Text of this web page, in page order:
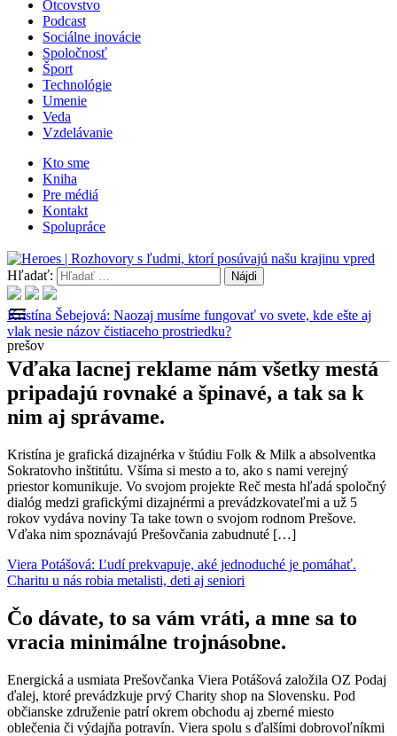
Otcovstvo
Podcast
Sociálne inovácie
Spoločnosť
Šport
Technológie
Umenie
Veda
Vzdelávanie
Kto sme
Kniha
Pre médiá
Kontakt
Spolupráce
Hľadať:
menu
prešov
Kristína Šebejová: Naozaj musíme fungovať vo svete, kde ešte aj
vlak nesie názov čistiaceho prostriedku?
Vďaka lacnej reklame nám všetky mestá
pripadajú rovnaké a špinavé, a tak sa k
nim aj správame.
Kristína je grafická dizajnérka v štúdiu Folk & Milk a absolventka
Sokratovho inštitútu. Všíma si mesto a to, ako s nami verejný
priestor komunikuje. Vo svojom projekte Reč mesta hľadá spoločný
dialóg medzi grafickými dizajnérmi a prevádzkovateľmi a už 5
rokov vydáva noviny Ta take town o svojom rodnom Prešove.
Vďaka nim spoznávajú Prešovčania zabudnuté […]
Viera Potášová: Ľudí prekvapuje, aké jednoduché je pomáhať.
Charitu u nás robia metalisti, deti aj seniori
Čo dávate, to sa vám vráti, a mne sa to
vracia minimálne trojnásobne.
Energická a usmiata Prešovčanka Viera Potášová založila OZ Podaj
ďalej, ktoré prevádzkuje prvý Charity shop na Slovensku. Pod
občianske združenie patrí okrem obchodu aj zberné miesto
oblečenia či výdajňa potravín. Viera spolu s ďalšími dobrovoľníkmi